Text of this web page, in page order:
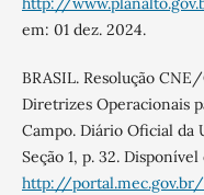
em: 01 dez. 2024.
BRASIL. Resolução
Diretrizes Operacionais
Campo. Diário Oficial da
Seção 1, p. 32. Disponível
http://portal.mec.gov.br/